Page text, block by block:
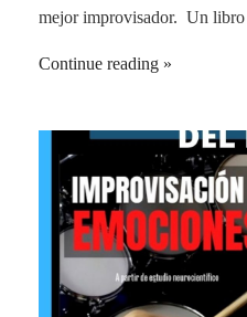
mejor improvisador. Un
Continue reading